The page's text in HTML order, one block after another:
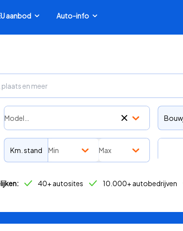
aanbod Auto-info
Model…
Km. stand Min Max
40+ autosites 10.000+ autobedrijven